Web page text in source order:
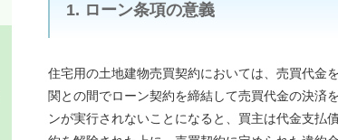
1. ローン条項の意義
住宅用の土地建物売買契約においては、売買代金
関との間でローン契約を締結して売買代金の決済
ンが実行されないことになると、買主は代金支払